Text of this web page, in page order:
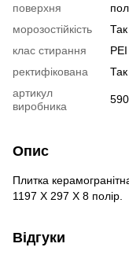
поверхня
морозостійкість
Так
клас стирання
ректифікована
Так
артикул
виробника
Опис
Плитка
1197 X 297 X 8 полір.
Відгуки